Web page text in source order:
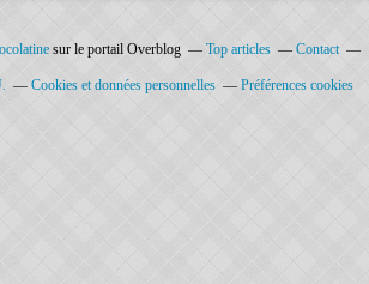
sur le portail Overblog Top articles Contact
Cookies et données personnelles Préférences cookies